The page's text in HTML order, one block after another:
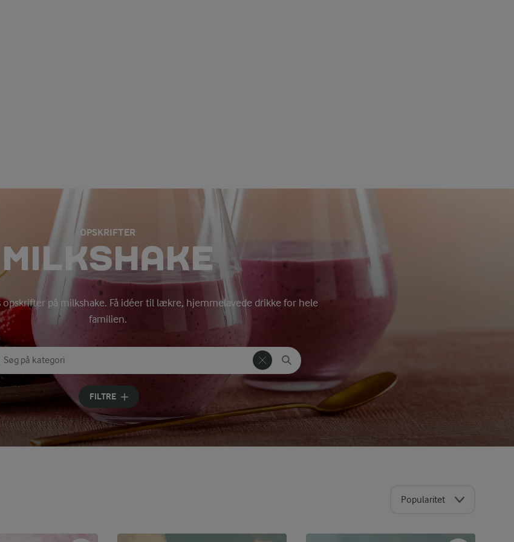
OPSKRIFTER
MILKSHAKE
på milkshake. Få idéer til lækre, hjemmelavede drikke for hele
familien.
Søg på kategori
søgeord for at søge
FILTRE
Popularitet